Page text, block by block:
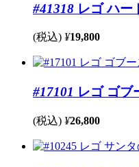
#41318 レゴ ハ
(税込) ¥19,800
#17101 レゴ ゴ
(税込) ¥26,800